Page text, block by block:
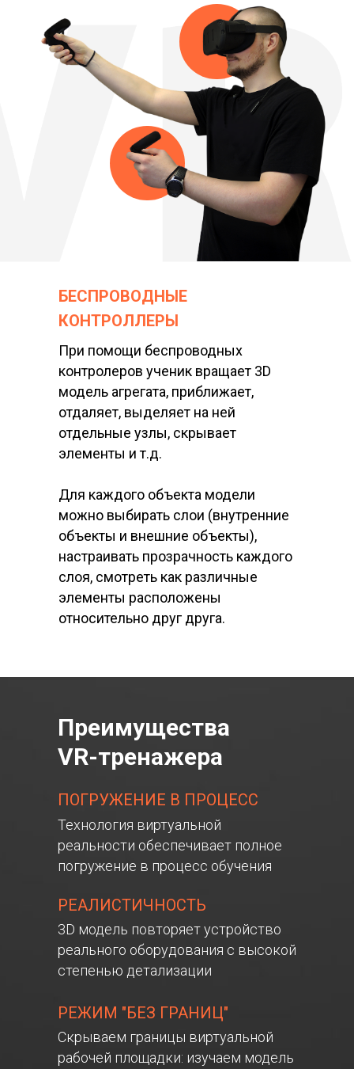
БЕСПРОВОДНЫЕ
КОНТРОЛЛЕРЫ
При помощи беспроводных
контролеров ученик вращает 3D
модель агрегата, приближает,
отдаляет, выделяет на ней
отдельные узлы, скрывает
элементы и т.д.
Для каждого объекта модели
можно выбирать слои (внутренние
объекты и внешние объекты),
настраивать прозрачность каждого
слоя, смотреть как различные
элементы расположены
относительно друг друга.
Технология виртуальной
реальности обеспечивает полное
погружение в процесс обучения
ПОГРУЖЕНИЕ В ПРОЦЕСС
3D модель повторяет устройство
реального оборудования с высокой
степенью детализации
РЕАЛИСТИЧНОСТЬ
Скрываем границы виртуальной
рабочей площадки: изучаем модель
РЕЖИМ "БЕЗ ГРАНИЦ"
Преимущества
VR-тренажера